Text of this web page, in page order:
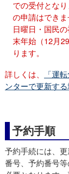
での受付とな
の申請はでき
日曜日・国民
末年始（12月
ります。
詳しくは、
「運
ンターで更新する
予約手順
予約手続には、
番号、予約番号